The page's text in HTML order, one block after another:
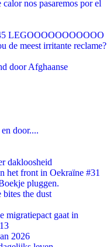
nos pasaremos por el
LEGOOOOOOOOOOO
de meest irritante reclame?
door Afghaanse
door....
dakloosheid
het front in Oekraïne #31
pluggen.
bites the dust
migratiepact gaat in
2026